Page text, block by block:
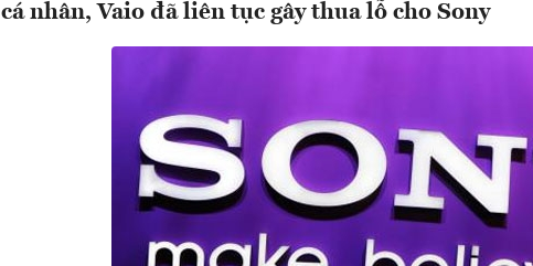
cá nhân, Vaio đã liên tục gây thua lỗ cho Sony